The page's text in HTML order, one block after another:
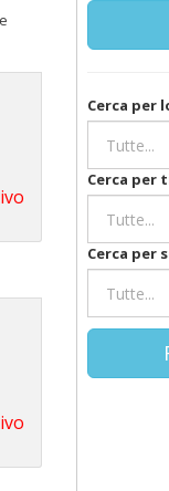
Cerca per
Cerca per
Cerca per